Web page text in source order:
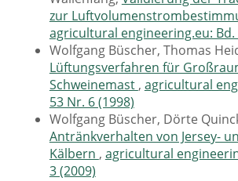
zur
agricultural engineering.eu: Bd.
Wolfgang Büscher, Thomas
Lüftungsverfahren für
Schweinemast, agricultural
53 Nr. 6 (1998)
Wolfgang Büscher, Dörte
Antränkverhalten von Jersey-
Kälbern , agricultural
3 (2009)